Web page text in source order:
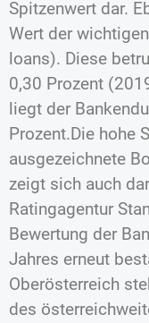
Spitzenwert dar.
Wert der
loans). Diese
0,30 Prozent
liegt der
Prozent.Die hohe
ausgezeichnete
zeigt sich auch
Ratingagentur
Bewertung der
Jahres erneut
Oberösterreich
des